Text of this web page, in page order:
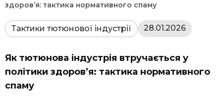
здоровʼя: тактика нормативного спаму
Тактики тютюнової індустрії 28.01.2026
Як тютюнова індустрія втручається у
політики здоровʼя: тактика нормативного
спаму